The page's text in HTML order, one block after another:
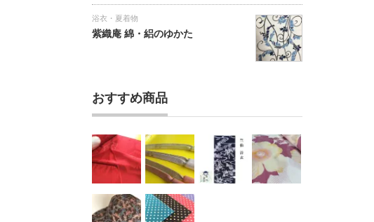
浴衣・夏着物
紫織庵 綿・絽のゆかた
おすすめ商品